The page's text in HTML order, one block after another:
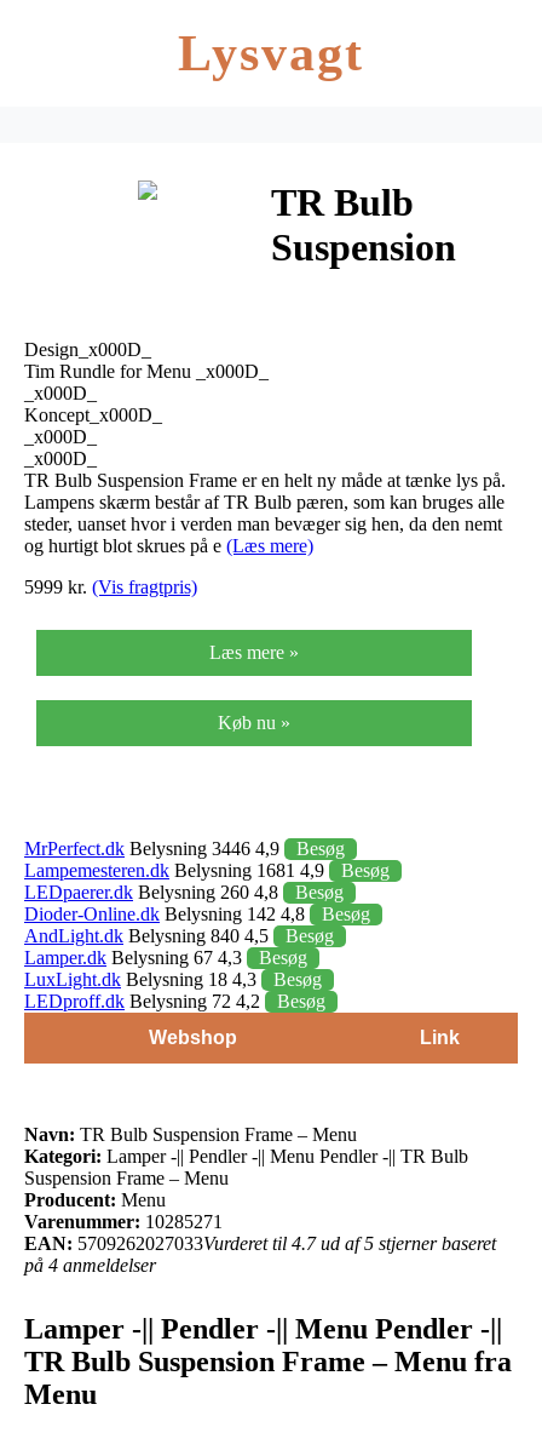
Lysvagt
TR Bulb
Suspension
Design_x000D_
Tim Rundle for Menu _x000D_
_x000D_
Koncept_x000D_
_x000D_
_x000D_
TR Bulb Suspension Frame er en helt ny måde at tænke lys på.
Lampens skærm består af TR Bulb pæren, som kan bruges alle
steder, uanset hvor i verden man bevæger sig hen, da den nemt
og hurtigt blot skrues på e (Læs mere)
5999 kr. (Vis fragtpris)
Læs mere »
Køb nu »
MrPerfect.dk Belysning 3446 4,9
Besøg
Lampemesteren.dk Belysning 1681 4,9
Besøg
LEDpaerer.dk Belysning 260 4,8
Besøg
Dioder-Online.dk Belysning 142 4,8
Besøg
AndLight.dk Belysning 840 4,5
Besøg
Lamper.dk Belysning 67 4,3
Besøg
LuxLight.dk Belysning 18 4,3
Besøg
LEDproff.dk Belysning 72 4,2
Besøg
Webshop
Link
Navn: TR Bulb Suspension Frame – Menu
Kategori: Lamper -|| Pendler -|| Menu Pendler -|| TR Bulb
Suspension Frame – Menu
Producent: Menu
Varenummer: 10285271
EAN: 5709262027033Vurderet til 4.7 ud af 5 stjerner baseret
på 4 anmeldelser
Lamper -|| Pendler -|| Menu Pendler -||
TR Bulb Suspension Frame – Menu fra
Menu